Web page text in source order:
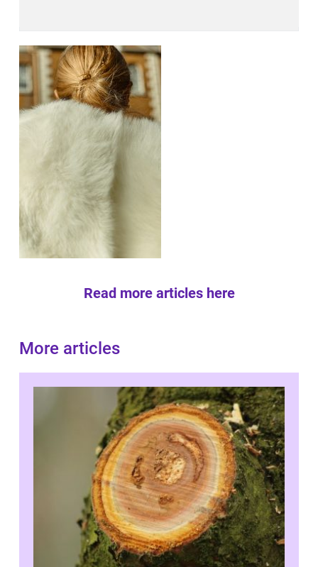
Read more articles here
More articles